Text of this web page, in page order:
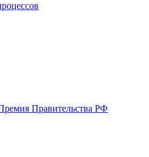
Правительства РФ